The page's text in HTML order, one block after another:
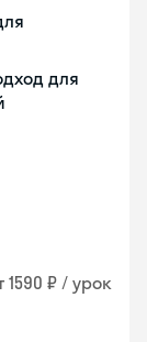
для
1590 ₽ / урок